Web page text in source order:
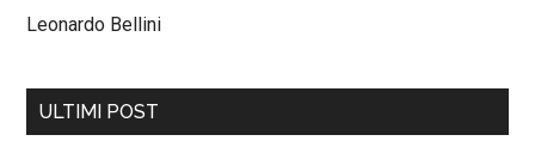
Leonardo Bellini
ULTIMI POST